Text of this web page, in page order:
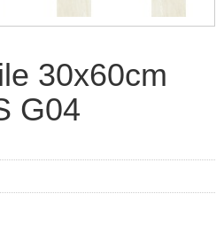
30x60cm
G04